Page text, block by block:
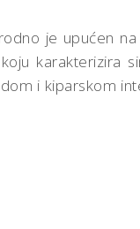
je upućen
karakterizira
i kiparskom